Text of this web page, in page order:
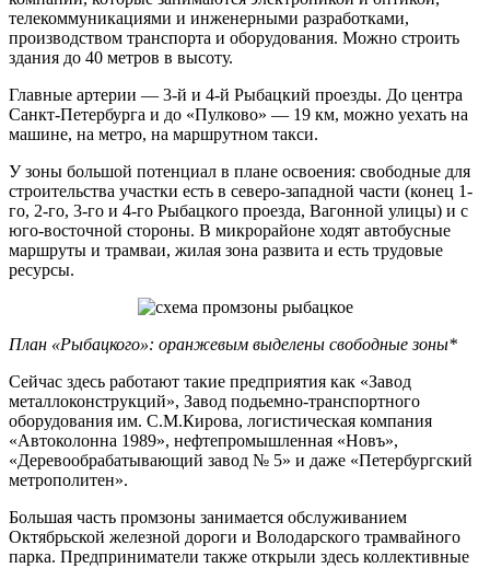
телекоммуникациями и инженерными разработками,
производством транспорта и оборудования. Можно строить
здания до 40 метров в высоту.
Главные артерии — 3-й и 4-й Рыбацкий проезды. До центра
Санкт-Петербурга и до «Пулково» — 19 км, можно уехать на
машине, на метро, на маршрутном такси.
У зоны большой потенциал в плане освоения: свободные для
строительства участки есть в северо-западной части (конец 1-
го, 2-го, 3-го и 4-го Рыбацкого проезда, Вагонной улицы) и с
юго-восточной стороны. В микрорайоне ходят автобусные
маршруты и трамваи, жилая зона развита и есть трудовые
ресурсы.
План «Рыбацкого»: оранжевым выделены свободные зоны*
Сейчас здесь работают такие предприятия как «Завод
металлоконструкций», Завод подьемно-транспортного
оборудования им. С.М.Кирова, логистическая компания
«Автоколонна 1989», нефтепромышленная «Новъ»,
«Деревообрабатывающий завод № 5» и даже «Петербургский
метрополитен».
Большая часть промзоны занимается обслуживанием
Октябрьской железной дороги и Володарского трамвайного
парка. Предприниматели также открыли здесь коллективные